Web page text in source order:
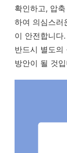
확인하고, 압
하여 의심스러
이 안전합니다
반드시 별도의
방안이 될 것